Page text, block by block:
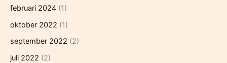
februari 2024 (1)
oktober 2022 (1)
september 2022 (2)
juli 2022 (2)